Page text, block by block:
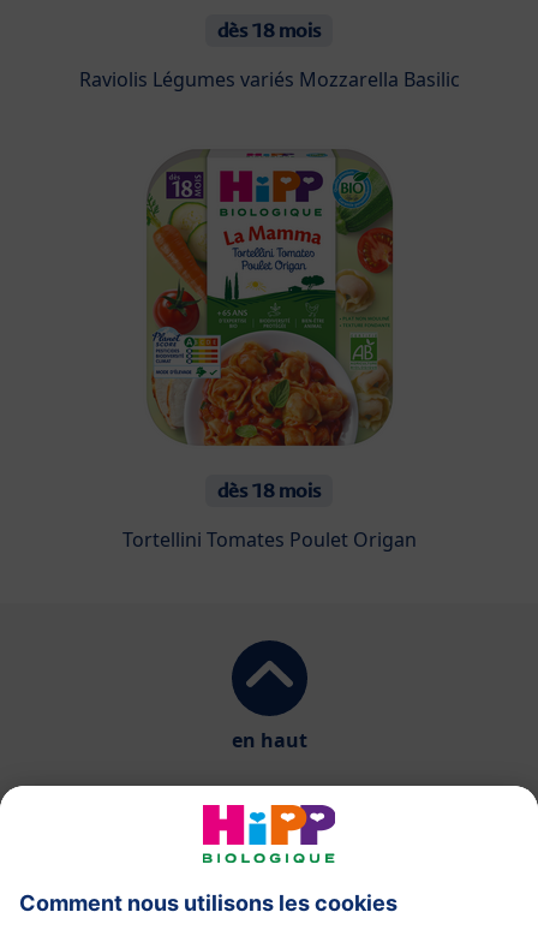
dès 18 mois
Raviolis Légumes variés Mozzarella Basilic
dès 18 mois
Tortellini Tomates Poulet Origan
en haut